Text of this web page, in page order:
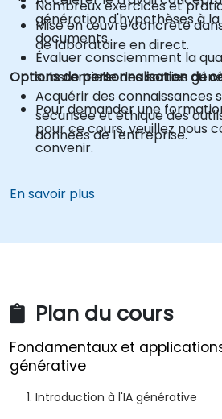
génération d'hypothèses à
documents.
Évaluer consciemment la
substantielle des sorties
Acquérir des connaissances
sécurisée et éthique des
données de l'entreprise.
Nombreux exercices et
Mise en œuvre concrète
de laboratoire en direct.
Options de personnalisation du
Pour demander une
pour ce cours, veuillez nous
convenir.
En savoir plus
Plan du cours
Fondamentaux et
générative
Introduction à l'IA générative